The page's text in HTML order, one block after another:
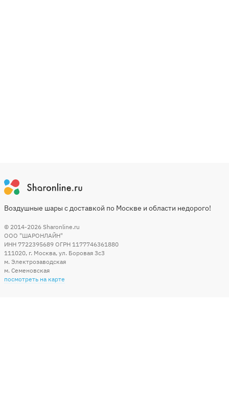
Воздушные шары с доставкой по Москве и области недорого!
© 2014-2026 Sharonline.ru
ООО "ШАРОНЛАЙН"
ИНН 7722395689 ОГРН 1177746361880
111020, г. Москва, ул. Боровая 3c3
м. Электрозаводская
м. Семеновская
посмотреть на карте